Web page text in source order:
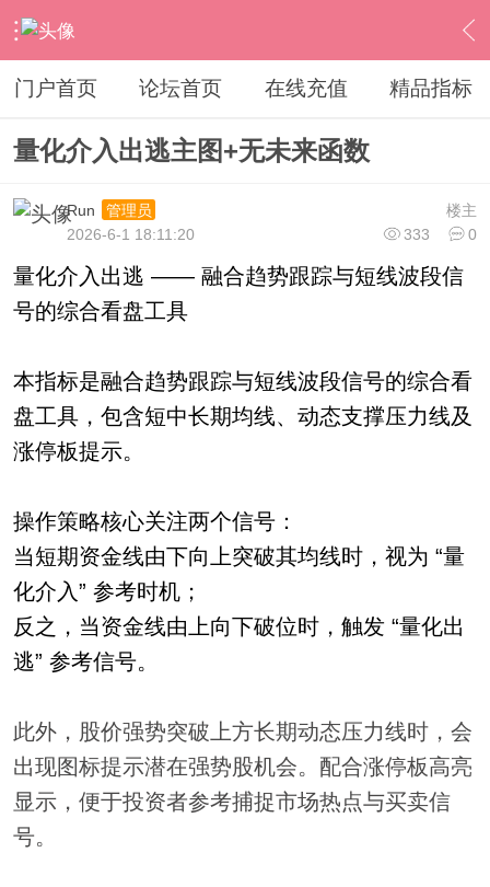
› 通达信指标公式 › 主图公式 › 内容
门户首页 论坛首页 在线充值 精品指标
量化介入出逃主图+无未来函数
楼主
Run
管理员
333
0
2026-6-1 18:11:20
量化介入出逃 —— 融合趋势跟踪与短线波段信
号的综合看盘工具
本指标是融合趋势跟踪与短线波段信号的综合看
盘工具，包含短中长期均线、动态支撑压力线及
涨停板提示。
操作策略核心关注两个信号：
当短期资金线由下向上突破其均线时，视为 “量
化介入” 参考时机；
反之，当资金线由上向下破位时，触发 “量化出
逃” 参考信号。
此外，股价强势突破上方长期动态压力线时，会
出现图标提示潜在强势股机会。配合涨停板高亮
显示，便于投资者参考捕捉市场热点与买卖信
号。